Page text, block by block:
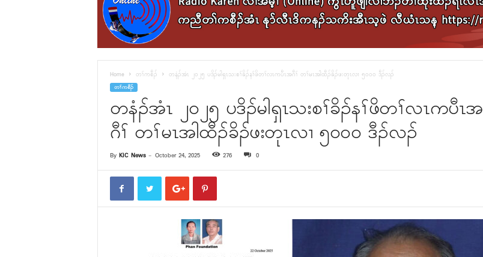
Home တၢ်ကစီၣ် တနံၣ်အံၤ ၂၀၂၅ ပဒိၣ်မါရှၤသးစၢ်ခိၣ်နၢ်ဖိတၢ်လၤကပီၤအဂီၢ် တၢ်မၤအါထီၣ်ခိၣ်ဖးတုၤလၢ ၅၀၀၀ ဒီၣ်လၣ်
တၢ်ကစီၣ်
တနံၣ်အံၤ ၂၀၂၅ ပဒိၣ်မါရှၤသးစၢ်ခိၣ်နၢ်ဖိတၢ်လၤကပီၤအ
ဂီၢ် တၢ်မၤအါထီၣ်ခိၣ်ဖးတုၤလၢ ၅၀၀၀ ဒီၣ်လၣ်
By KIC News- October 24, 2025 276 0